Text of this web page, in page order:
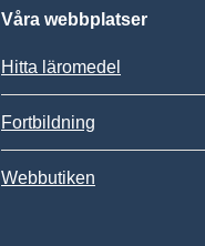
Våra webbplatser
Hitta läromedel
Fortbildning
Webbutiken